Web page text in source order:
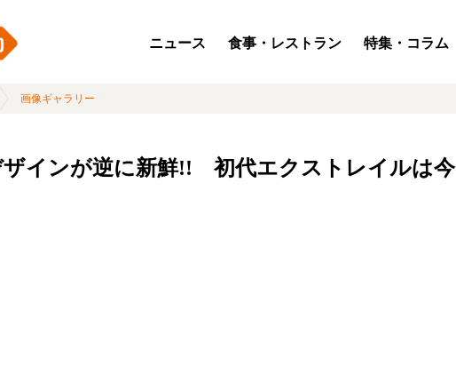
ニュース 食事・レストラン 特集・コラム
画像ギャラリー
インが逆に新鮮!! 初代エクストレイルは今